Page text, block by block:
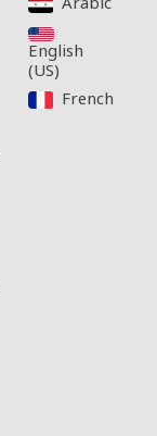
English
(US)‎
French‎